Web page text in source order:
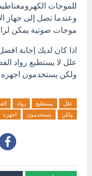
للموجات
وعندما تصل إلى جهاز
موجات صوتية يمكن
اذا كان لديك إجابة
علل لا يستطيع رواد
ولكن يستخدمون اجهزه
علل يستطيع رواد
ولكن
يستخدمون اجهزه